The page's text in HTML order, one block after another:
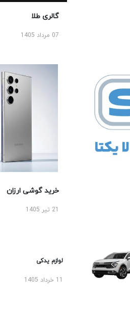
گالری طلا
07 مرداد 1405
خرید گوشی ارزان
لوازم یدکی